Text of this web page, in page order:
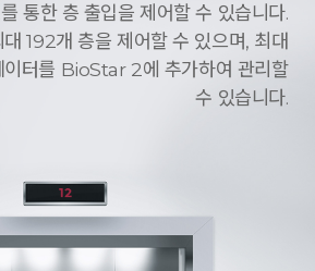
통한 층 출입을 제어할 수 있습니다.
192개 층을 제어할 수 있으며, 최대
이터를 BioStar 2에 추가하여 관리할
수 있습니다.